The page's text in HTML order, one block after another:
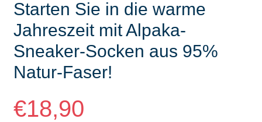
Starten Sie in die warme
Jahreszeit mit Alpaka-
Sneaker-Socken aus 95%
Natur-Faser!
€18,90